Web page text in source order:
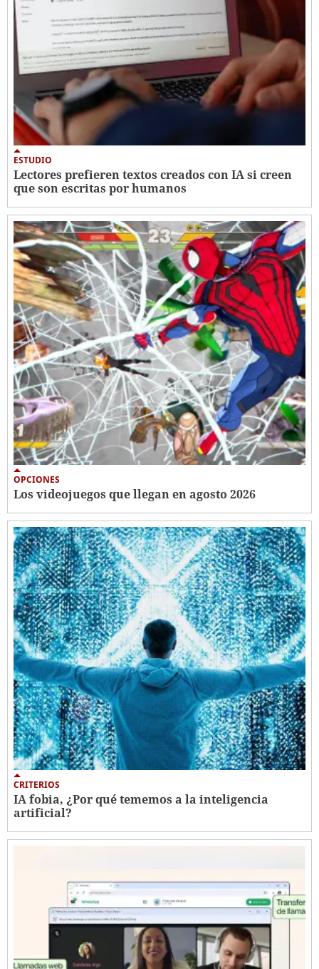
ESTUDIO
Lectores prefieren textos creados con IA si creen
que son escritas por humanos
OPCIONES
Los videojuegos que llegan en agosto 2026
CRITERIOS
IA fobia, ¿Por qué tememos a la inteligencia
artificial?